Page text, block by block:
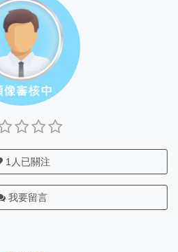
1 人已關注
我要留言